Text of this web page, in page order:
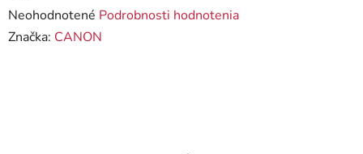
Priemerné
hodnotenie
Neohodnotené Podrobnosti hodnotenia
Značka: CANON